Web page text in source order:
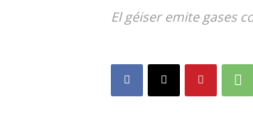
El géiser emite gases